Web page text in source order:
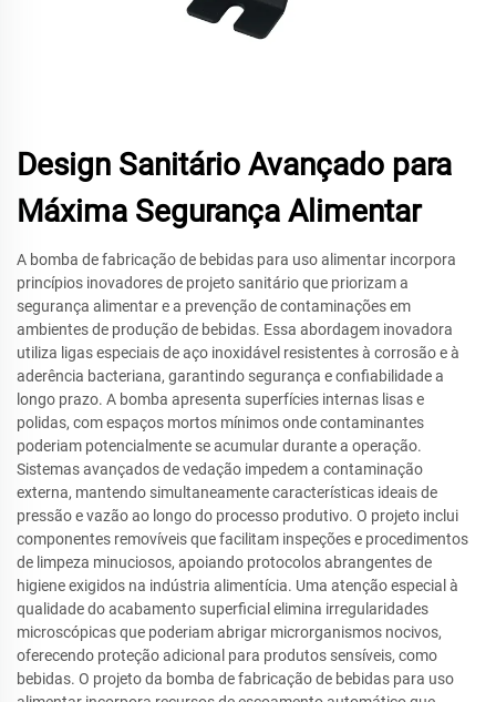
Design Sanitário Avançado para
Máxima Segurança Alimentar
A bomba de fabricação de bebidas para uso alimentar incorpora
princípios inovadores de projeto sanitário que priorizam a
segurança alimentar e a prevenção de contaminações em
ambientes de produção de bebidas. Essa abordagem inovadora
utiliza ligas especiais de aço inoxidável resistentes à corrosão e à
aderência bacteriana, garantindo segurança e confiabilidade a
longo prazo. A bomba apresenta superfícies internas lisas e
polidas, com espaços mortos mínimos onde contaminantes
poderiam potencialmente se acumular durante a operação.
Sistemas avançados de vedação impedem a contaminação
externa, mantendo simultaneamente características ideais de
pressão e vazão ao longo do processo produtivo. O projeto inclui
componentes removíveis que facilitam inspeções e procedimentos
de limpeza minuciosos, apoiando protocolos abrangentes de
higiene exigidos na indústria alimentícia. Uma atenção especial à
qualidade do acabamento superficial elimina irregularidades
microscópicas que poderiam abrigar microrganismos nocivos,
oferecendo proteção adicional para produtos sensíveis, como
bebidas. O projeto da bomba de fabricação de bebidas para uso